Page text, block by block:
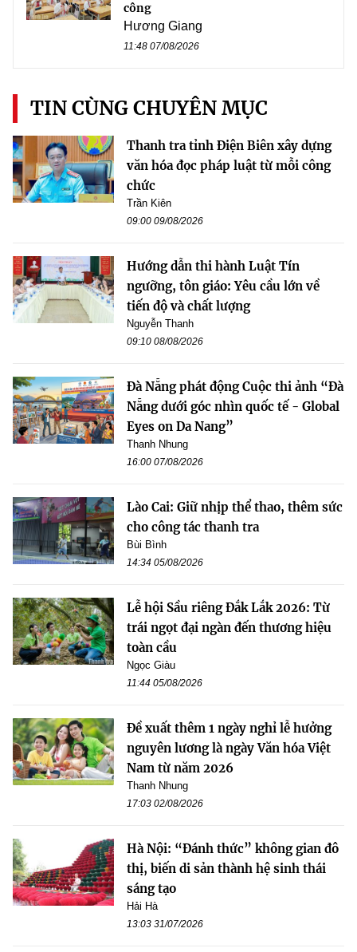
công
Hương Giang
11:48 07/08/2026
TIN CÙNG CHUYÊN MỤC
Thanh tra tỉnh Điện Biên xây dựng
văn hóa đọc pháp luật từ mỗi công
chức
Trần Kiên
09:00 09/08/2026
Hướng dẫn thi hành Luật Tín
ngưỡng, tôn giáo: Yêu cầu lớn về
tiến độ và chất lượng
Nguyễn Thanh
09:10 08/08/2026
Đà Nẵng phát động Cuộc thi ảnh “Đà
Nẵng dưới góc nhìn quốc tế - Global
Eyes on Da Nang”
Thanh Nhung
16:00 07/08/2026
Lào Cai: Giữ nhịp thể thao, thêm sức
cho công tác thanh tra
Bùi Bình
14:34 05/08/2026
Lễ hội Sầu riêng Đắk Lắk 2026: Từ
trái ngọt đại ngàn đến thương hiệu
toàn cầu
Ngọc Giàu
11:44 05/08/2026
Đề xuất thêm 1 ngày nghỉ lễ hưởng
nguyên lương là ngày Văn hóa Việt
Nam từ năm 2026
Thanh Nhung
17:03 02/08/2026
Hà Nội: “Đánh thức” không gian đô
thị, biến di sản thành hệ sinh thái
sáng tạo
Hải Hà
13:03 31/07/2026